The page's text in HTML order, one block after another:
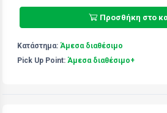
Προσθήκη στο
Κατάστημα: Άμεσα διαθέσιμο
Pick Up Point: Άμεσα διαθέσιμο+